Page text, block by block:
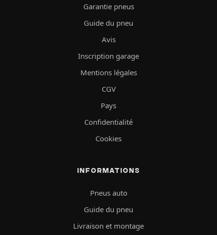
Garantie pneus
Guide du pneu
Avis
Inscription garage
Mentions légales
CGV
Pays
Confidentialité
Cookies
INFORMATIONS
Pneus auto
Guide du pneu
Livraison et montage